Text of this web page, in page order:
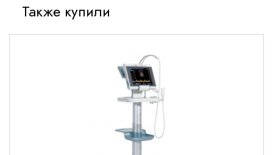
Надежная конструкция для интенсивного использования
Тип: секторный фазированный
Частотный диапазон: 2-4 МГц
Количество элементов: 128
Также купили